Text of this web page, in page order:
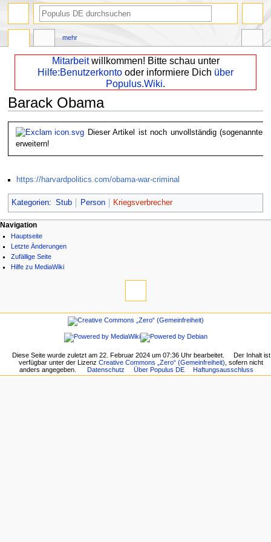
Mitarbeitwillkommen! Bitte schau unter
Hilfe:Benutzerkonto oder informiere Dich über
Populus.Wiki.
Barack Obama
Zur
Navigation
Zur
Suche
Dieser Artikel ist noch unvollständig (sogenannter "
erweitern!
https://harvardpolitics.com/obama-war-criminal
Kategorien: Stub Person Kriegsverbrecher
mehr
Navigation
Hauptseite
Letzte Änderungen
Zufällige Seite
Hilfe zu MediaWiki
Diese Seite wurde zuletzt am 22. Februar 2024 um 07:36 Uhr bearbeitet.
Der Inhalt ist
verfügbar unter der LizenzCreative Commons „Zero“ (Gemeinfreiheit) , sofern nicht
anders angegeben.
Datenschutz Über Populus DE Haftungsausschluss